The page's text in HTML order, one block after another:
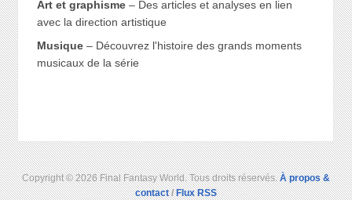
Art et graphisme– Des articles et analyses en lien
avec la direction artistique
Musique– Découvrez l'histoire des grands moments
musicaux de la série
Copyright © 2026 Final Fantasy World. Tous droits réservés.À propos &
contact/Flux RSS